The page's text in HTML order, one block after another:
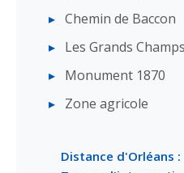
Chemin de Baccon
Les Grands Champs
Monument 1870
Zone agricole
Distance d'Orléans :